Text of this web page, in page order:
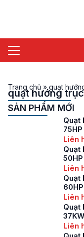
Trang chủ »quạt
quạt hướng
SẢN PHẨM MỚI
Quạt
75HP
Liên
Quạt
Liên
Quạt
60HP
Liên
Quạt
Liên